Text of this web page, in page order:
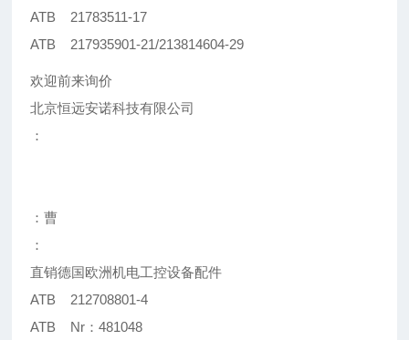
ATB 21783511-17
ATB 217935901-21/213814604-29
欢迎前来询价
北京恒远安诺科技有限公司
：
：曹
：
直销德国欧洲机电工控设备配件
ATB 212708801-4
ATB Nr：481048